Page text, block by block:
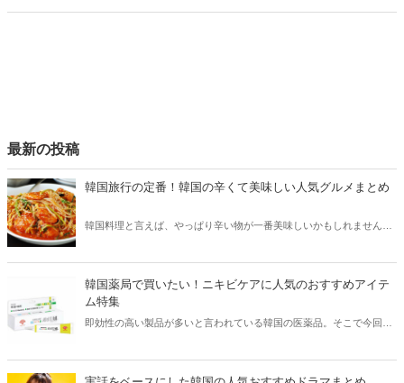
最新の投稿
韓国旅行の定番！韓国の辛くて美味しい人気グルメまとめ
韓国料理と言えば、やっぱり辛い物が一番美味しいかもしれません。
方も必見です。
韓国薬局で買いたい！ニキビケアに人気のおすすめアイテ
ム特集
即効性の高い製品が多いと言われている韓国の医薬品。そこで今回は
う。